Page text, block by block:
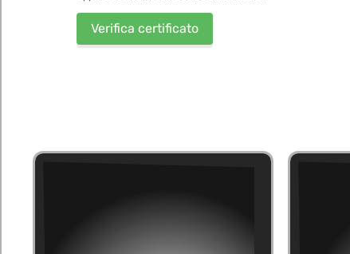
Verifica certificato